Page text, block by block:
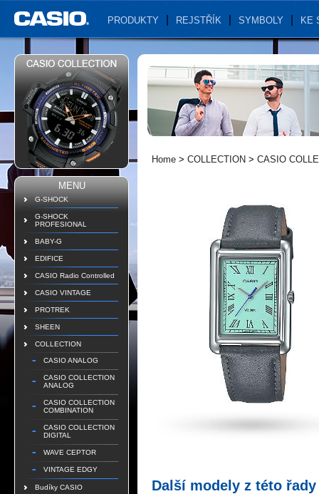
PRODUKTY REJSTŘÍK SYMBOLY KE
MENU
G-SHOCK
G-SHOCK
PROFESIONAL
BABY-G
EDIFICE
CASIO Radio Controlled
CASIO VINTAGE
PROTREK
SHEEN
COLLECTION
CASIO ANALOG
CASIO COLLECTION
ANALOG
CASIO COLLECTION
COMBINATION
CASIO COLLECTION
DIGITAL
WAVE CEPTOR
VINTAGE EDGY
Budíky CASIO
Home > COLLECTION > CASIO
Další modely z této řady